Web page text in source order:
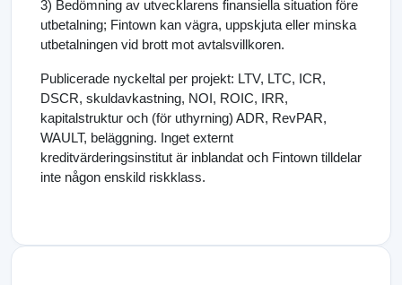
3) Bedömning av utvecklarens finansiella situation före
utbetalning; Fintown kan vägra, uppskjuta eller minska
utbetalningen vid brott mot avtalsvillkoren.
Publicerade nyckeltal per projekt: LTV, LTC, ICR,
DSCR, skuldavkastning, NOI, ROIC, IRR,
kapitalstruktur och (för uthyrning) ADR, RevPAR,
WAULT, beläggning. Inget externt
kreditvärderingsinstitut är inblandat och Fintown tilldelar
inte någon enskild riskklass.